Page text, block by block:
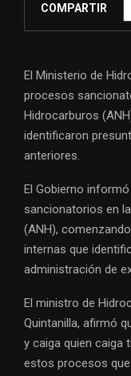
COMPARTIR
El Ministerio de
procesos
Hidrocarburos
identificaron
anteriores.
El Gobierno
sancionatorios en
(ANH),
internas que
administración de
El ministro de
Quintanilla, afirmó
y caiga quien caiga
estos procesos